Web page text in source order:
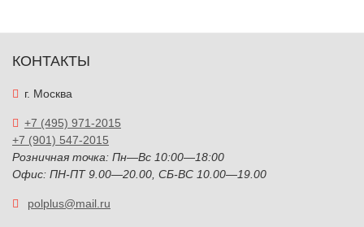
КОНТАКТЫ
г. Москва
+7 (495) 971-2015
+7 (901) 547-2015
Розничная точка: Пн—Вс 10:00—18:00
Офис: ПН-ПТ 9.00—20.00, СБ-ВС 10.00—19.00
polplus@mail.ru